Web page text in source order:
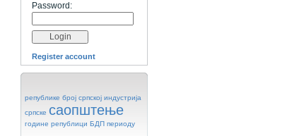
Password:
Register account
републике број српској индустрија
српске саопштење
године републици БДП периоду